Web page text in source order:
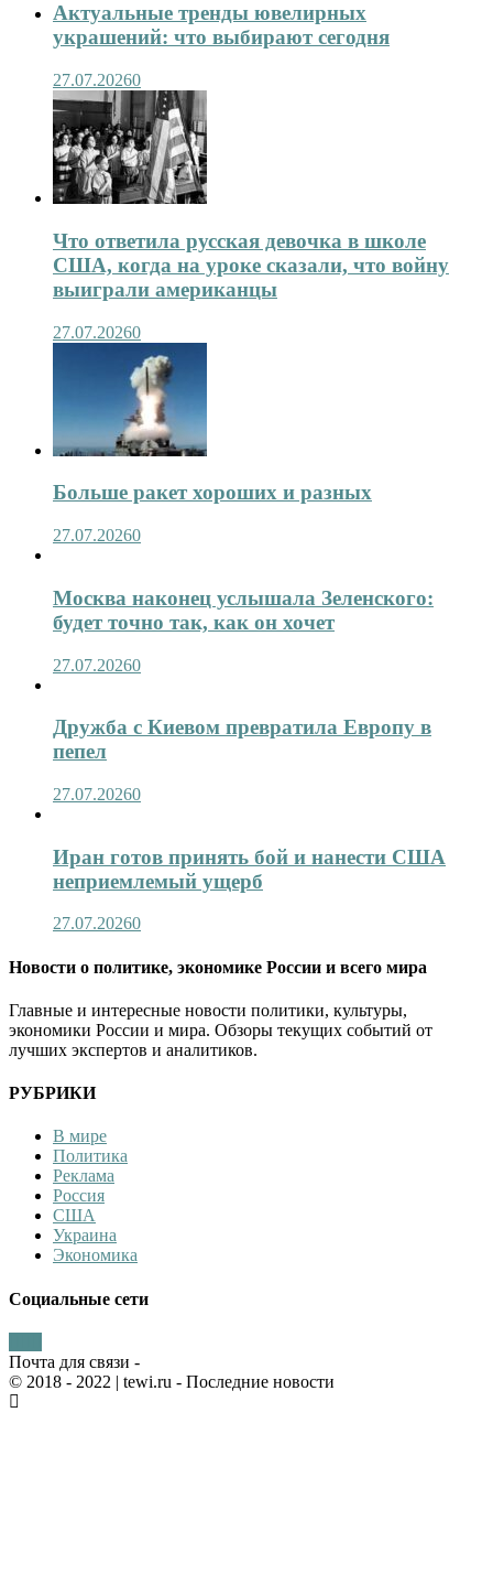
Актуальные тренды ювелирных
украшений: что выбирают сегодня
27.07.20260
Что ответила русская девочка в школе
США, когда на уроке сказали, что войну
выиграли американцы
27.07.20260
Больше ракет хороших и разных
27.07.20260
Москва наконец услышала Зеленского:
будет точно так, как он хочет
27.07.20260
Дружба с Киевом превратила Европу в
пепел
27.07.20260
Иран готов принять бой и нанести США
неприемлемый ущерб
27.07.20260
Новости о политике, экономике России и всего мира
Главные и интересные новости политики, культуры,
экономики России и мира. Обзоры текущих событий от
лучших экспертов и аналитиков.
РУБРИКИ
В мире
Политика
Реклама
Россия
США
Украина
Экономика
Социальные сети
Почта для связи -
© 2018 - 2022 | tewi.ru - Последние новости